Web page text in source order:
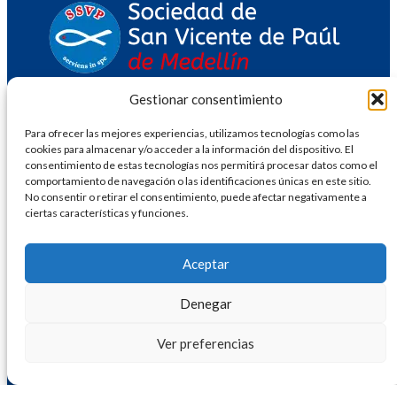
Gestionar consentimiento
Para ofrecer las mejores experiencias, utilizamos tecnologías como las
cookies para almacenar y/o acceder a la información del dispositivo. El
consentimiento de estas tecnologías nos permitirá procesar datos como el
comportamiento de navegación o las identificaciones únicas en este sitio.
No consentir o retirar el consentimiento, puede afectar negativamente a
ciertas características y funciones.
Aceptar
Denegar
Ver preferencias
Programa de Alimentos
Programa Educación para la Vida
Programa Vivienda
Programa de Ingreso y Empleo
EDISME
Gobierno Corporativo
Modelo social
Infórmate
Voluntariado